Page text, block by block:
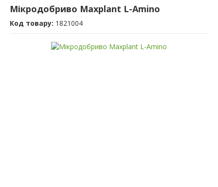
Мікродобриво Maxplant L-Amino
Код товару: 1821004